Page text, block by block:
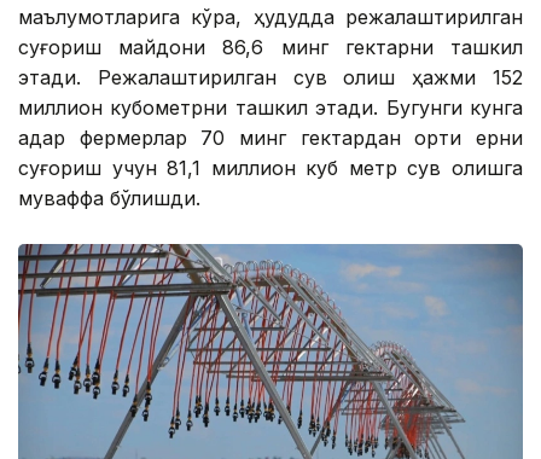
маълумотларига кўра, ҳудудда режалаштирилган
суғориш майдони 86,6 минг гектарни ташкил
этади. Режалаштирилган сув олиш ҳажми 152
миллион кубометрни ташкил этади. Бугунги кунга
қадар фермерлар 70 минг гектардан ортиқ ерни
суғориш учун 81,1 миллион куб метр сув олишга
муваффақ бўлишди.